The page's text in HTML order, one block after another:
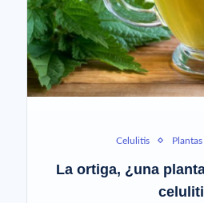
Celulitis
La ortiga, ¿una